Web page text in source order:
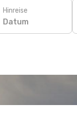
Hinreise
Datum